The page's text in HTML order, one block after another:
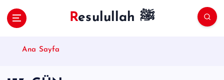
Resulullah ﷺ
Ana Sayfa